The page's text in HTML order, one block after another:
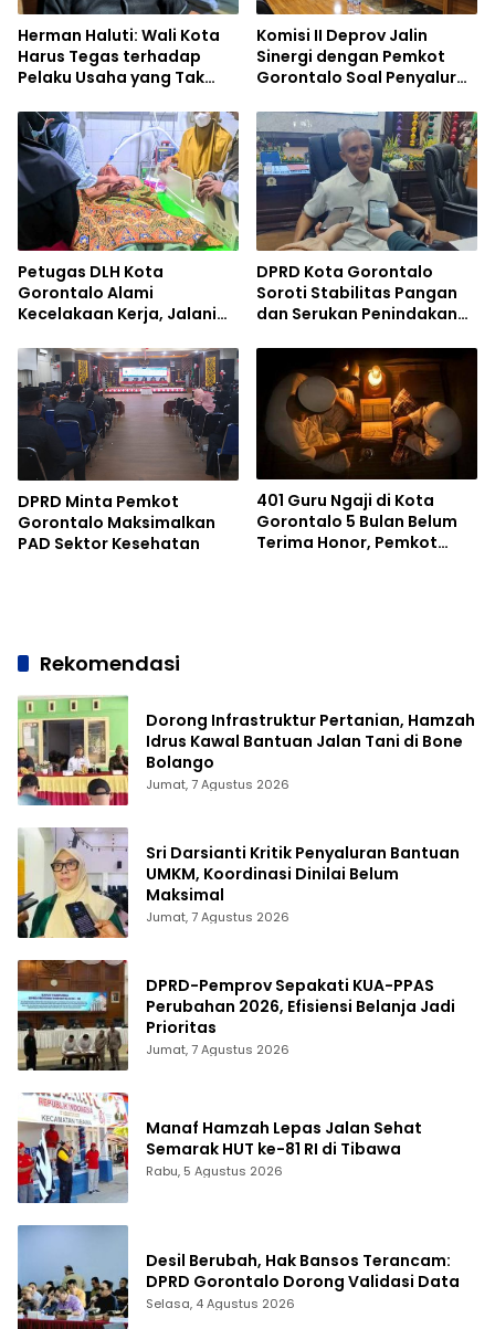
Herman Haluti: Wali Kota
Harus Tegas terhadap
Pelaku Usaha yang Tak
Komisi II Deprov Jalin
Sinergi dengan Pemkot
Gorontalo Soal Penyaluran
Petugas DLH Kota
Gorontalo Alami
Kecelakaan Kerja, Jalani
Saboe
DPRD Kota Gorontalo
Soroti Stabilitas Pangan
dan Serukan Penindakan
DPRD Minta Pemkot
Gorontalo Maksimalkan
PAD Sektor Kesehatan
401 Guru Ngaji di Kota
Gorontalo 5 Bulan Belum
Terima Honor, Pemkot
Rekomendasi
Dorong Infrastruktur Pertanian, Hamzah
Idrus Kawal Bantuan Jalan Tani di Bone
Bolango
Jumat, 7 Agustus 2026
Sri Darsianti Kritik Penyaluran Bantuan
UMKM, Koordinasi Dinilai Belum
Maksimal
Jumat, 7 Agustus 2026
DPRD-Pemprov Sepakati KUA-PPAS
Perubahan 2026, Efisiensi Belanja Jadi
Prioritas
Jumat, 7 Agustus 2026
Manaf Hamzah Lepas Jalan Sehat
Semarak HUT ke-81 RI di Tibawa
Rabu, 5 Agustus 2026
Desil Berubah, Hak Bansos Terancam:
DPRD Gorontalo Dorong Validasi Data
Selasa, 4 Agustus 2026